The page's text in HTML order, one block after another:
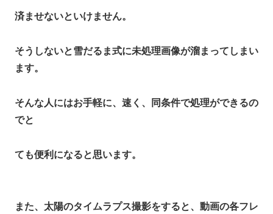
済ませないといけません。
そうしないと雪だるま式に未処理画像が溜まってしまい
ます。
そんな人にはお手軽に、速く、同条件で処理ができるの
でと
ても便利になると思います。
また、太陽のタイムラプス撮影をすると、動画の各フレ